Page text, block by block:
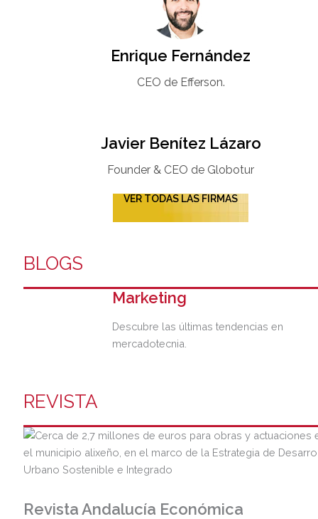
Enrique Fernández
CEO de Efferson.
Javier Benítez Lázaro
Founder & CEO de Globotur​
VER TODAS LAS FIRMAS
BLOGS
Marketing
Descubre las últimas tendencias en
mercadotecnia.
REVISTA
Revista Andalucía Económica